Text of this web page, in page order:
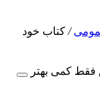
/ کتاب خود
فقط کمی بهتر